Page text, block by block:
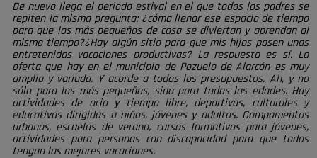
De nuevo llega el periodo estival en el que todos los padres se
repiten la misma pregunta: ¿cómo llenar ese espacio de tiempo
para que los más pequeños de casa se diviertan y aprendan al
mismo tiempo?¿Hay algún sitio para que mis hijos pasen unas
entretenidas vacaciones productivas? La respuesta es sí. La
oferta que hay en el municipio de Pozuelo de Alarcón es muy
amplia y variada. Y acorde a todos los presupuestos. Ah, y no
sólo para los más pequeños, sino para todas las edades. Hay
actividades de ocio y tiempo libre, deportivas, culturales y
educativas dirigidas a niños, jóvenes y adultos. Campamentos
urbanos, escuelas de verano, cursos formativos para jóvenes,
actividades para personas con discapacidad para que todos
tengan las mejores vacaciones.